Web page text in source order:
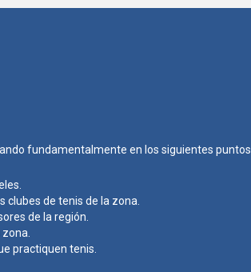
fundamentalmente en los siguientes puntos.
clubes de tenis de la zona.
de la región.
practiquen tenis.